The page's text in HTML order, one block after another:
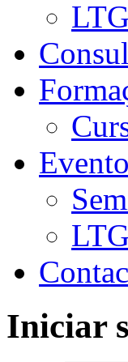
Iniciar